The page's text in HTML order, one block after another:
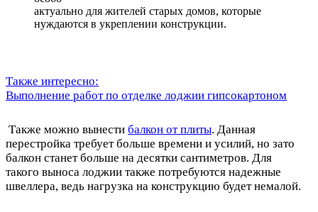
актуально для жителей старых домов, которые
нуждаются в укреплении конструкции.
Также интересно:
Выполнение работ по отделке лоджии гипсокартоном
Также можно вынести балкон от плиты. Данная
перестройка требует больше времени и усилий, но зато
балкон станет больше на десятки сантиметров. Для
такого выноса лоджии также потребуются надежные
швеллера, ведь нагрузка на конструкцию будет немалой.